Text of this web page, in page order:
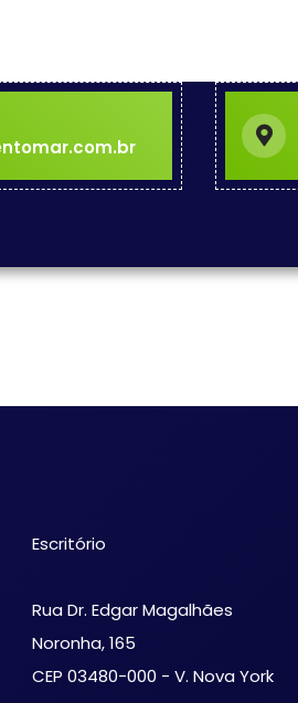
Escritório
Rua Dr. Edgar Magalhães
Noronha, 165
CEP 03480-000 - V. Nova York